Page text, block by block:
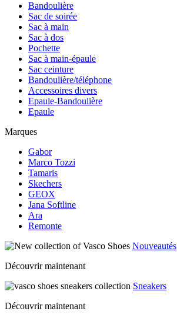
Bandoulière
Sac de soirée
Sac à main
Sac à dos
Pochette
Sac à main-épaule
Sac ceinture
Bandoulière/téléphone
Accessoires divers
Epaule-Bandoulière
Epaule
Marques
Gabor
Marco Tozzi
Tamaris
Skechers
GEOX
Jana Softline
Ara
Remonte
Nouveautés
Découvrir maintenant
Sneakers
Découvrir maintenant